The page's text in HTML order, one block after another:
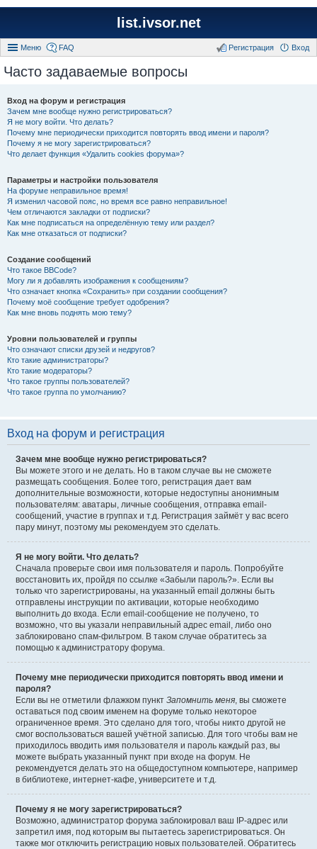
list.ivsor.net
Меню FAQ Вход
Регистрация
Часто задаваемые вопросы
Вход на форум и регистрация
Зачем мне вообще нужно регистрироваться?
Я не могу войти. Что делать?
Почему мне периодически приходится повторять ввод имени и пароля?
Почему я не могу зарегистрироваться?
Что делает функция «Удалить cookies форума»?
Параметры и настройки пользователя
На форуме неправильное время!
Я изменил часовой пояс, но время все равно неправильное!
Чем отличаются закладки от подписки?
Как мне подписаться на определённую тему или раздел?
Как мне отказаться от подписки?
Создание сообщений
Что такое BBCode?
Могу ли я добавлять изображения к сообщениям?
Что означает кнопка «Сохранить» при создании сообщения?
Почему моё сообщение требует одобрения?
Как мне вновь поднять мою тему?
Уровни пользователей и группы
Что означают списки друзей и недругов?
Кто такие администраторы?
Кто такие модераторы?
Что такое группы пользователей?
Что такое группа по умолчанию?
Вход на форум и регистрация
Зачем мне вообще нужно регистрироваться?
Вы можете этого и не делать. Но в таком случае вы не сможете
размещать сообщения. Более того, регистрация дает вам
дополнительные возможности, которые недоступны анонимным
пользователям: аватары, личные сообщения, отправка email-
сообщений, участие в группах и т.д. Регистрация займёт у вас всего
пару минут, поэтому мы рекомендуем это сделать.
Я не могу войти. Что делать?
Сначала проверьте свои имя пользователя и пароль. Попробуйте
восстановить их, пройдя по ссылке «Забыли пароль?». Если вы
только что зарегистрированы, на указанный email должны быть
отправлены инструкции по активации, которые необходимо
выполнить до входа. Если email-сообщение не получено, то
возможно, что вы указали неправильный адрес email, либо оно
заблокировано спам-фильтром. В таком случае обратитесь за
помощью к администратору форума.
Почему мне периодически приходится повторять ввод имени и
пароля?
Если вы не отметили флажком пункт Запомнить меня, вы сможете
оставаться под своим именем на форуме только некоторое
ограниченное время. Это сделано для того, чтобы никто другой не
смог воспользоваться вашей учётной записью. Для того чтобы вам не
приходилось вводить имя пользователя и пароль каждый раз, вы
можете выбрать указанный пункт при входе на форум. Не
рекомендуется делать это на общедоступном компьютере, например
в библиотеке, интернет-кафе, университете и т.д.
Почему я не могу зарегистрироваться?
Возможно, администратор форума заблокировал ваш IP-адрес или
запретил имя, под которым вы пытаетесь зарегистрироваться. Он
также мог отключить регистрацию новых пользователей. Обратитесь